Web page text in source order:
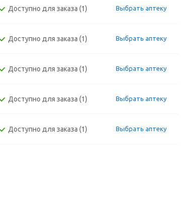
Доступно для заказа (1) Выбрать аптеку
Доступно для заказа (1) Выбрать аптеку
Доступно для заказа (1) Выбрать аптеку
Доступно для заказа (1) Выбрать аптеку
Доступно для заказа (1) Выбрать аптеку